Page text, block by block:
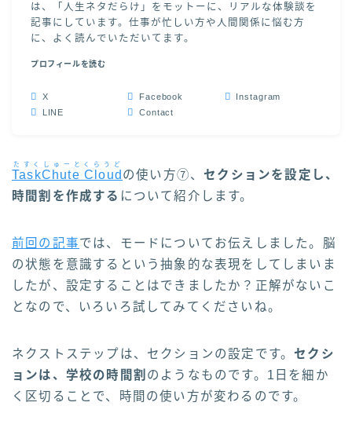
は、「人生ネタだらけ」をモットーに、リアルな体験談を
記事にしています。仕事が忙しい方や人間関係に悩む方
に、よく読んでいただいてます。
プロフィールを読む
X Facebook
Instagram
LINE
Contact
TaskChute Cloud
たすくしゅーとくらうど
の使い方⑦、セクションを設定し、
時間割を作成する について紹介します。
前回の記事では、モードについてお伝えしました。脳
の状態を意識するという抽象的な表現をしてしまいま
したが、設定することはできましたか？正解がないこ
となので、いろいろ試してみてくださいね。
ネクストステップは、セクションの設定です。セクシ
ョンは、学校の時間割 のようなものです。1日を細か
く区切ることで、時間の使い方が変わるのです。